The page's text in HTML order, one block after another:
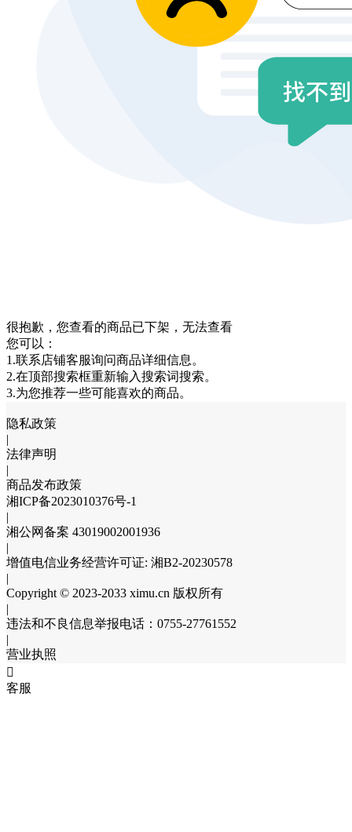
很抱歉，您查看的商品已下架，无法查看
您可以：
1.联系店铺客服询问商品详细信息。
2.在顶部搜索框重新输入搜索词搜索。
3.为您推荐一些可能喜欢的商品。
隐私政策
|
法律声明
|
商品发布政策
湘ICP备2023010376号-1
|
湘公网备案 43019002001936
|
增值电信业务经营许可证: 湘B2-20230578
|
Copyright © 2023-2033 ximu.cn 版权所有
|
违法和不良信息举报电话：0755-27761552
|
营业执照

客服